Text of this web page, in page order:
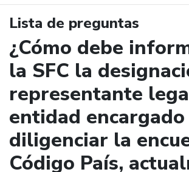
Lista de preguntas
¿Cómo debe
la SFC la
representante
entidad encargado
diligenciar la
Código País,